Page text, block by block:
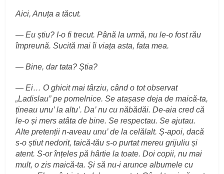
Aici, Anuța a tăcut.
— Eu știu? I-o fi trecut. Până la urmă, nu le-o fost rău
împreună. Sucită mai îi viața asta, fata mea.
— Bine, dar tata? Știa?
— Ei… O ghicit mai târziu, când o tot observat
„Ladislau” pe pomelnice. Se atașase deja de maică-ta,
țineau unu’ la altu’. Da’ nu cu năbădăi. De-aia cred că
le-o și mers atâta de bine. Se respectau. Se ajutau.
Alte pretenții n-aveau unu’ de la celălalt. Ș-apoi, dacă
s-o știut nedorit, taică-tău s-o purtat mereu grijuliu și
atent. S-or înțeles pă hârtie la toate. Doi copii, nu mai
mult, o zis maică-ta. Și să nu-i arunce albumele cu